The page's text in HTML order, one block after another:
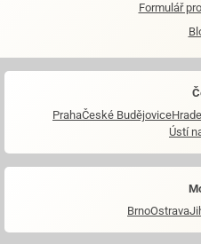
Formulář
PrahaČeské Budějovice
Ústí
BrnoOstrava